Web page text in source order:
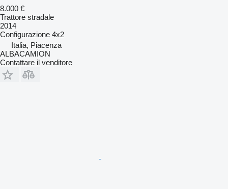
8.000 €
Trattore stradale
2014
Configurazione 4x2
Italia, Piacenza
ALBACAMION
Contattare il venditore